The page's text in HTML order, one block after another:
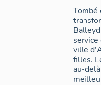
Tombé
service
ville
filles.
au-